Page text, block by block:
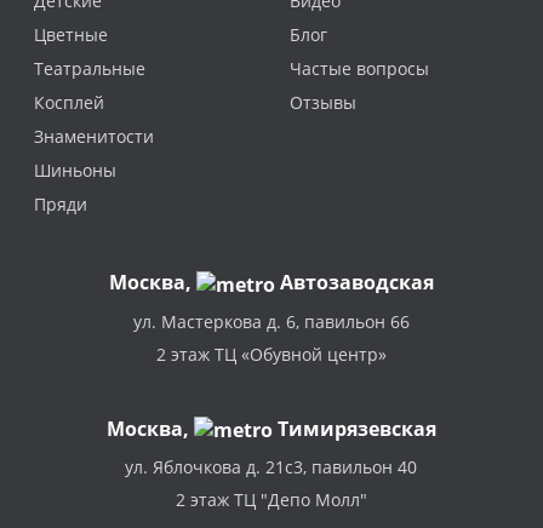
Цветные
Театральные
Косплей
Знаменитости
Шиньоны
Пряди
Блог
Частые вопросы
Отзывы
Москва, Автозаводская
ул. Мастеркова д. 6, павильон 66
2 этаж ТЦ «Обувной центр»
Москва, Тимирязевская
ул. Яблочкова д. 21с3, павильон 40
2 этаж ТЦ "Депо Молл"